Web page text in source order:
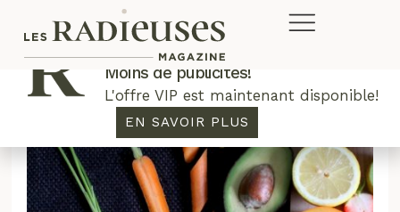
Plus de concours. Plus de rabais.
Moins de publicités!
L'offre VIP est maintenant disponible!
EN SAVOIR PLUS